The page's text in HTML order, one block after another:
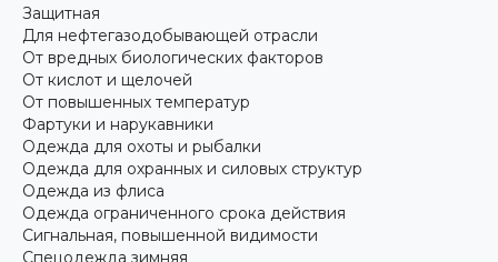
Защитная
Для нефтегазодобывающей отрасли
От вредных биологических факторов
От кислот и щелочей
От повышенных температур
Фартуки и нарукавники
Одежда для охоты и рыбалки
Одежда для охранных и силовых структур
Одежда из флиса
Одежда ограниченного срока действия
Сигнальная, повышенной видимости
Спецодежда зимняя